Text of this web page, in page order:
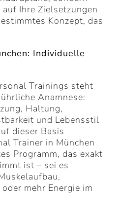
Ihre Zielsetzungen
Konzept, das
Individuelle
Trainings steht
Anamnese:
Haltung,
und Lebensstil
dieser Basis
Trainer in München
Programm, das exakt
ist – sei es
mehr Energie im